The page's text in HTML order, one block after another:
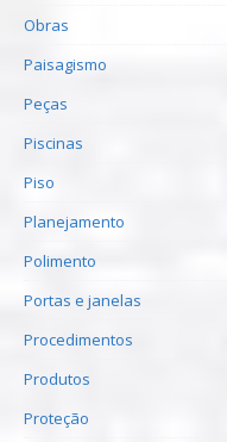
Obras
Paisagismo
Peças
Piscinas
Piso
Planejamento
Polimento
Portas e janelas
Procedimentos
Produtos
Proteção